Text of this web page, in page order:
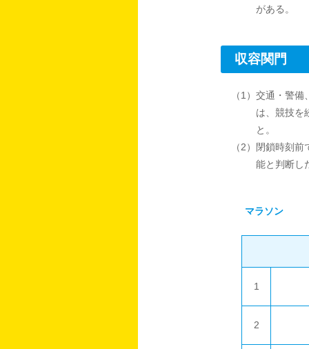
がある。
収容関門
（1）交通・警
は、競技を
と。
（2）閉鎖時刻
能と判断し
マラソン
1
2